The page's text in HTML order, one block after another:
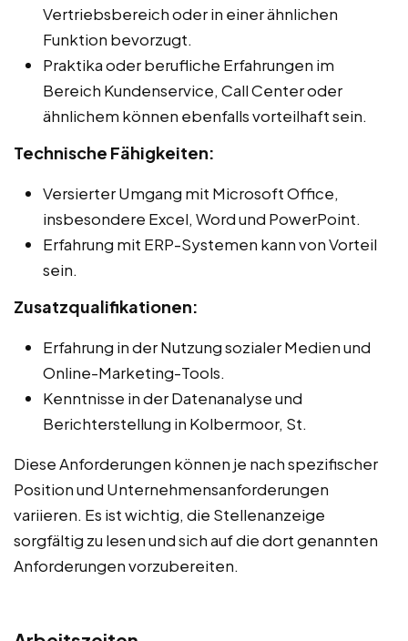
Vertriebsbereich oder in einer ähnlichen
Funktion bevorzugt.
Praktika oder berufliche Erfahrungen im
Bereich Kundenservice, Call Center oder
ähnlichem können ebenfalls vorteilhaft sein.
Technische Fähigkeiten:
Versierter Umgang mit Microsoft Office,
insbesondere Excel, Word und PowerPoint.
Erfahrung mit ERP-Systemen kann von Vorteil
sein.
Zusatzqualifikationen:
Erfahrung in der Nutzung sozialer Medien und
Online-Marketing-Tools.
Kenntnisse in der Datenanalyse und
Berichterstellung in Kolbermoor, St.
Diese Anforderungen können je nach spezifischer
Position und Unternehmensanforderungen
variieren. Es ist wichtig, die Stellenanzeige
sorgfältig zu lesen und sich auf die dort genannten
Anforderungen vorzubereiten.